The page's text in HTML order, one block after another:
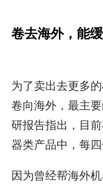
卷去海外，能
为了卖出去更多
卷向海外，最主
研报告指出，目
器类产品中，每
因为曾经帮海外